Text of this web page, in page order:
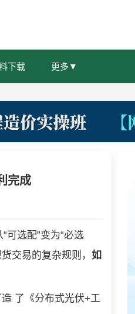
下载 更多▼
完成
可选配”变为“必选
交易的复杂规则， 如
了《分布式光伏+工